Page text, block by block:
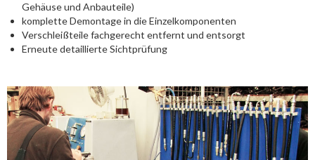
Gehäuse und Anbauteile)
komplette Demontage in die Einzelkomponenten
Verschleißteile fachgerecht entfernt und entsorgt
Erneute detaillierte Sichtprüfung